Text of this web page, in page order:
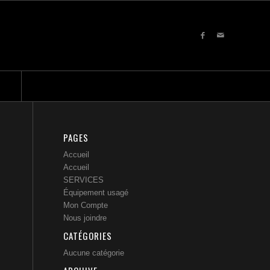
PAGES
Accueil
Accueil
SERVICES
Équipement usagé
Mon Compte
Nous joindre
CATÉGORIES
Aucune catégorie